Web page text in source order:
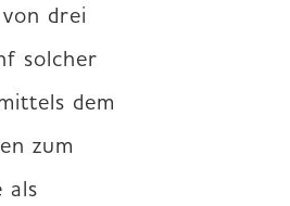
drei
solcher
dem
zum
als